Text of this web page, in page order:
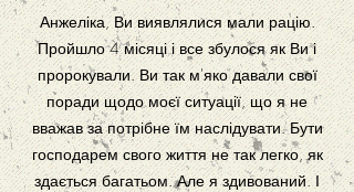
Анжеліка, Ви виявлялися мали рацію.
Пройшло 4 місяці і все збулося як Ви і
пророкували. Ви так м'яко давали свої
поради щодо моєї ситуації, що я не
вважав за потрібне їм наслідувати. Бути
господарем свого життя не так легко, як
здається багатьом. Але я здивований. І